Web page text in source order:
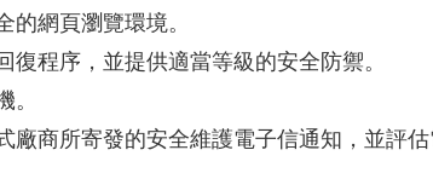
網頁瀏覽環境。
程序，並提供適當等級的安全防禦。
。
廠商所寄發的安全維護電子信通知，並評